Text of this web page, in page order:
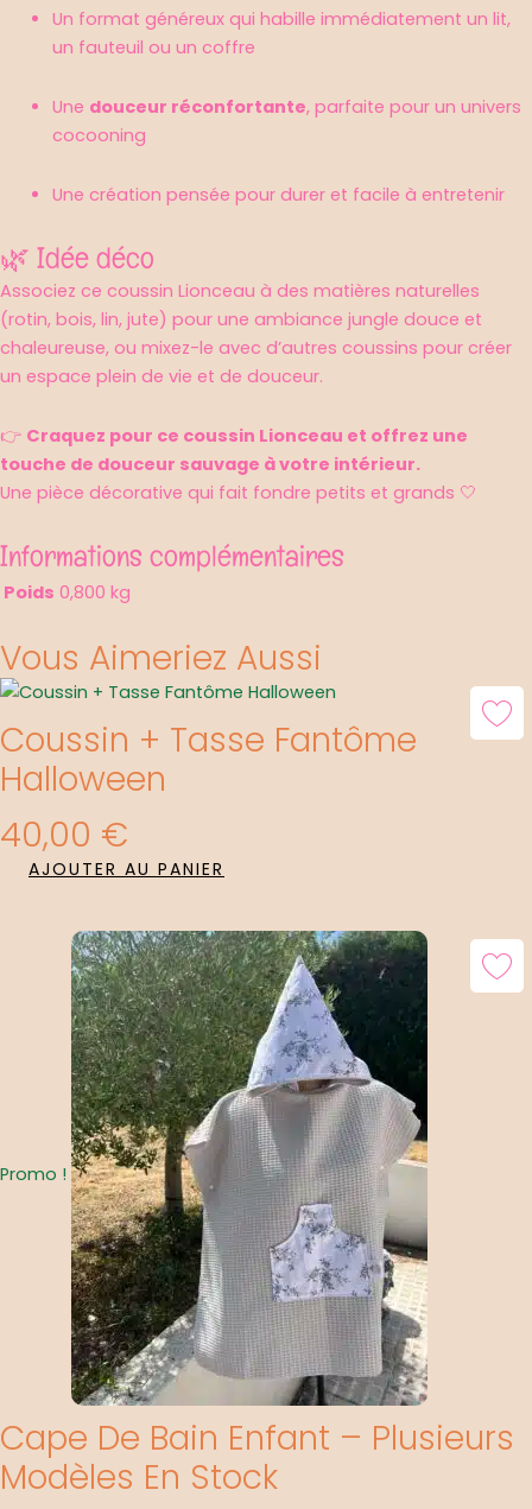
Un format généreux qui habille immédiatement un lit,
un fauteuil ou un coffre
Une douceur réconfortante, parfaite pour un univers
cocooning
Une création pensée pour durer et facile à entretenir
🌿 Idée déco
Associez ce coussin Lionceau à des matières naturelles
(rotin, bois, lin, jute) pour une ambiance jungle douce et
chaleureuse, ou mixez-le avec d’autres coussins pour créer
un espace plein de vie et de douceur.
👉 Craquez pour ce coussin Lionceau et offrez une
touche de douceur sauvage à votre intérieur.
Une pièce décorative qui fait fondre petits et grands 🤍
Informations complémentaires
Poids 0,800 kg
Vous Aimeriez Aussi
Coussin + Tasse Fantôme
Halloween
40,00 €
AJOUTER AU PANIER
Promo !
Cape De Bain Enfant – Plusieurs
Modèles En Stock
Le
Prix
Initial
Était :
40,00 €.
Le
Prix
Actuel
Est :
30,00 €.